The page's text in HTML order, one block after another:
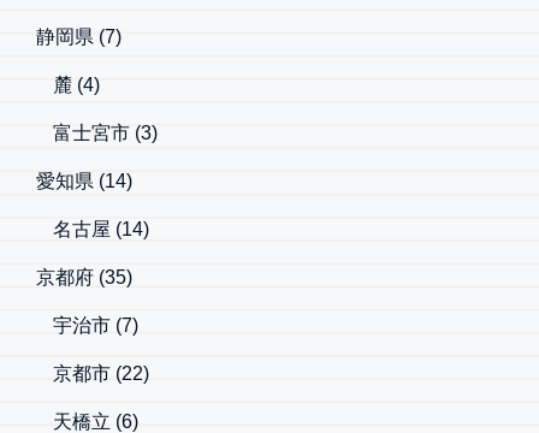
静岡県 (7)
麓 (4)
富士宮市 (3)
愛知県 (14)
名古屋 (14)
京都府 (35)
宇治市 (7)
京都市 (22)
天橋立 (6)